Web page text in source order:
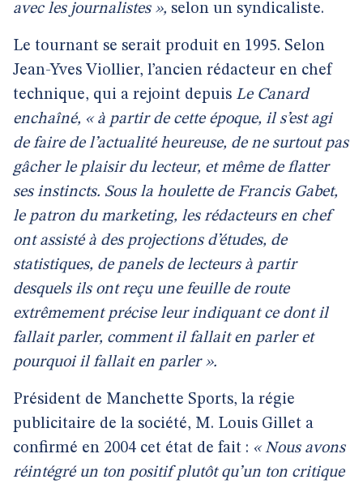
avec les journalistes », selon un syndicaliste.
Le tournant se serait produit en 1995. Selon
Jean-Yves Viollier, l’ancien rédacteur en chef
technique, qui a rejoint depuis Le Canard
enchaîné, « à partir de cette époque, il s’est agi
de faire de l’actualité heureuse, de ne surtout pas
gâcher le plaisir du lecteur, et même de flatter
ses instincts. Sous la houlette de Francis Gabet,
le patron du marketing, les rédacteurs en chef
ont assisté à des projections d’études, de
statistiques, de panels de lecteurs à partir
desquels ils ont reçu une feuille de route
extrêmement précise leur indiquant ce dont il
fallait parler, comment il fallait en parler et
pourquoi il fallait en parler ».
Président de Manchette Sports, la régie
publicitaire de la société, M. Louis Gillet a
confirmé en 2004 cet état de fait : « Nous avons
réintégré un ton positif plutôt qu’un ton critique